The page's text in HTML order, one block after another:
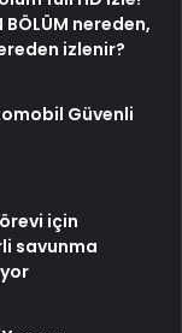
BÖLÜM nereden,
izlenir?
Güvenli
için
savunma